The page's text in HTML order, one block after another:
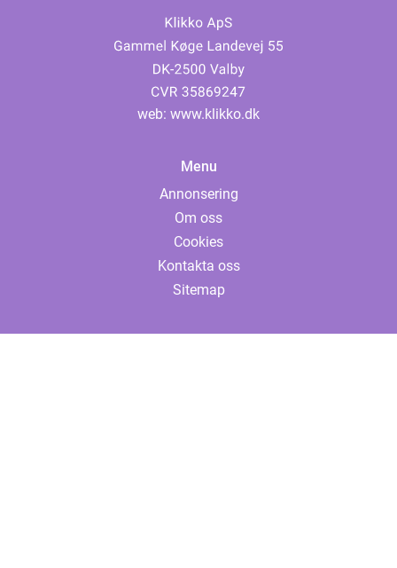
web: www.klikko.dk
Menu
Annonsering
Om oss
Cookies
Kontakta oss
Sitemap